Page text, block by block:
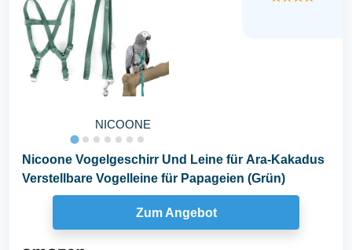
NICOONE
Nicoone Vogelgeschirr Und Leine für Ara-Kakadus
Verstellbare Vogelleine für Papageien (Grün)
Zum Angebot